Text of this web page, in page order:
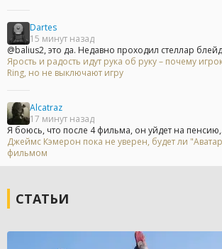
Dartes
15 минут назад
@balius2, это да. Недавно проходил стеллар
Ярость и радость идут рука об руку – почему
Ring, но не выключают игру
Alcatraz
17 минут назад
Я боюсь, что после 4 фильма, он уйдет на
Джеймс Кэмерон пока не уверен, будет ли
фильмом
СТАТЬИ